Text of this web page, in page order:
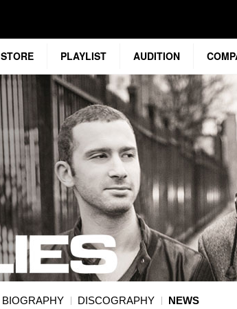
STORE PLAYLIST AUDITION
BIOGRAPHY DISCOGRAPHY NEWS